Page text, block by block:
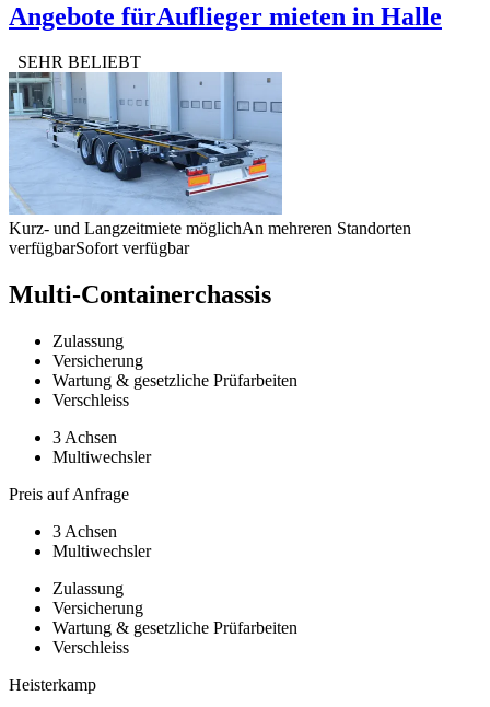
Angebote fürAuflieger mieten in Halle
SEHR BELIEBT
Kurz- und Langzeitmiete möglichAn mehreren Standorten
verfügbarSofort verfügbar
Multi-Containerchassis
Zulassung
Versicherung
Wartung & gesetzliche Prüfarbeiten
Verschleiss
3 Achsen
Multiwechsler
Preis auf Anfrage
3 Achsen
Multiwechsler
Zulassung
Versicherung
Wartung & gesetzliche Prüfarbeiten
Verschleiss
Heisterkamp